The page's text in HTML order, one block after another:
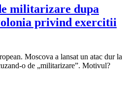
militarizare dupa
privind exercitii
Moscova a lansat un atac dur la
o de „militarizare”. Motivul?